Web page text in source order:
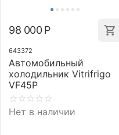
98 000 Р
643372
Автомобильный
холодильник Vitrifrigo
VF45P
Нет в наличии